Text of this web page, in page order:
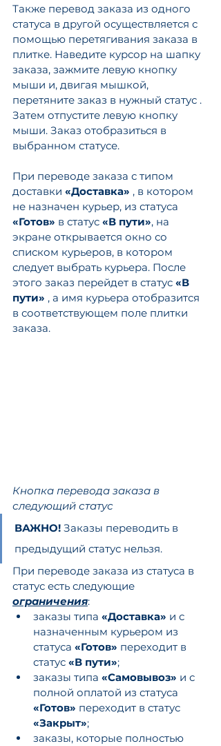
Также перевод заказа из одного
статуса в другой осуществляется с
помощью перетягивания заказа в
плитке. Наведите курсор на шапку
заказа, зажмите левую кнопку
мыши и, двигая мышкой,
перетяните заказ в нужный статус .
Затем отпустите левую кнопку
мыши. Заказ отобразиться в
выбранном статусе.
При переводе заказа с типом
доставки «Доставка» , в котором
не назначен курьер, из статуса
«Готов» в статус «В пути», на
экране открывается окно со
списком курьеров, в котором
следует выбрать курьера. После
этого заказ перейдет в статус «В
пути» , а имя курьера отобразится
в соответствующем поле плитки
заказа.
Кнопка перевода заказа в
следующий статус
ВАЖНО! Заказы переводить в
предыдущий статус нельзя.
При переводе заказа из статуса в
статус есть следующие
ограничения:
заказы типа «Доставка» и с
назначенным курьером из
статуса «Готов» переходит в
статус «В пути»;
заказы типа «Самовывоз» и с
полной оплатой из статуса
«Готов» переходит в статус
«Закрыт»;
заказы, которые полностью